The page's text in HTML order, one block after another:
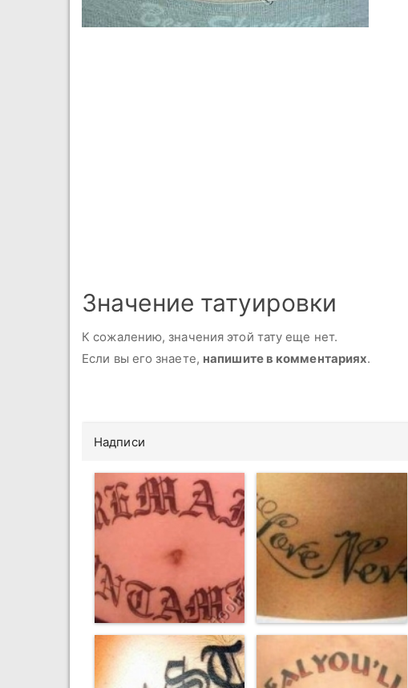
Значение татуировки
К сожалению, значения этой тату еще нет.
Если вы его знаете, напишите в комментариях.
Надписи